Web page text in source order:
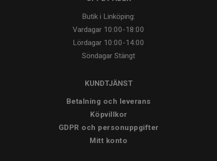
Butik i Linköping:
Vardagar 10:00-18:00
Lördagar 10:00-14:00
Söndagar Stängt
KUNDTJÄNST
Betalning och leverans
Köpvillkor
GDPR och personuppgifter
Mitt konto